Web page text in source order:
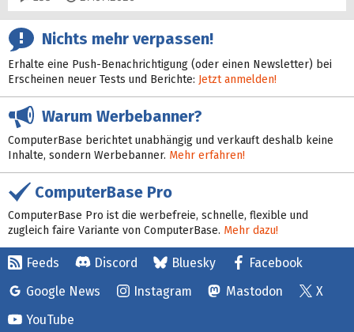
Nichts mehr verpassen!
Erhalte eine Push-Benachrichtigung (oder einen Newsletter) bei
Erscheinen neuer Tests und Berichte: Jetzt anmelden!
Warum Werbebanner?
ComputerBase berichtet unabhängig und verkauft deshalb keine
Inhalte, sondern Werbebanner. Mehr erfahren!
ComputerBase Pro
ComputerBase Pro ist die werbefreie, schnelle, flexible und
zugleich faire Variante von ComputerBase. Mehr dazu!
Feeds Discord Bluesky
Facebook
Google News
Instagram Mastodon
X
YouTube